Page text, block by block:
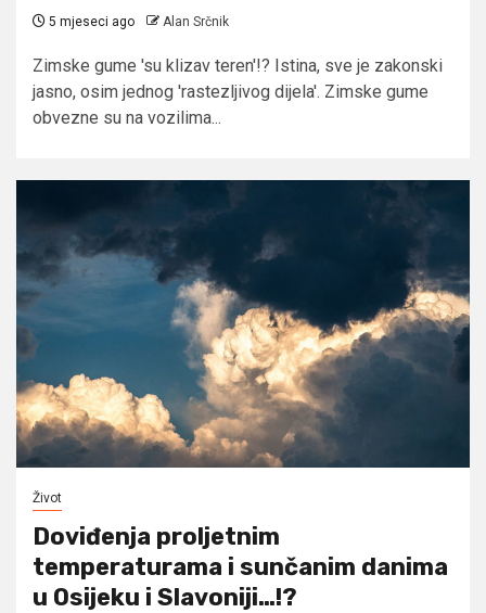
5 mjeseci ago Alan Srčnik
Zimske gume 'su klizav teren'!? Istina, sve je zakonski
jasno, osim jednog 'rastezljivog dijela'. Zimske gume
obvezne su na vozilima...
Život
Doviđenja proljetnim
temperaturama i sunčanim danima
u Osijeku i Slavoniji…!?